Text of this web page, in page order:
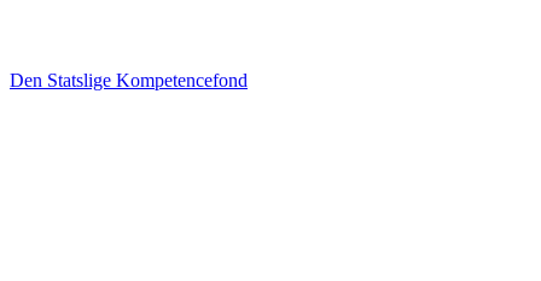
Den Statslige Kompetencefond